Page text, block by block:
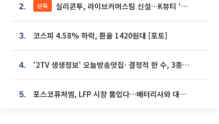
2. 단독 실리콘투, 라이브커머스팀 신설…K뷰티 ‘글로벌 판매망’ 확대[K뷰티 라방戰]
3. 코스피 4.58% 하락, 환율 1420원대 [포토]
4. '2TV 생생정보' 오늘방송맛집- 결정적 한 수, 3종 메밀면! 메밀 소바 맛집 '의○○○○'
5. 포스코퓨처엠, LFP 시장 뚫었다…배터리사와 대규모 장기 공급 합의